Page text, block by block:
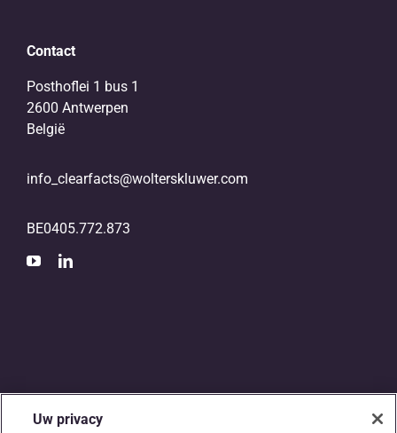
Contact
Posthoflei 1 bus 1
2600 Antwerpen
België
info_clearfacts@wolterskluwer.com
BE0405.772.873
Uw privacy